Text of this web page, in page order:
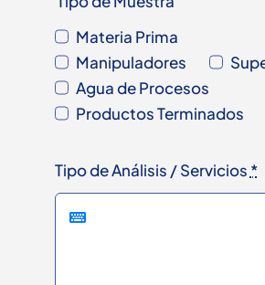
Materia Prima
Manipuladores
Agua de Procesos
Productos Terminados
Tipo de Análisis / Servicios *